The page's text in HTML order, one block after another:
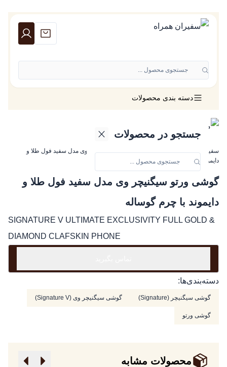
جستجوی محصول ...
جستجو در محصولات
دسته بندی محصولات
سفیران همراه»گوشی ورتو»گوشی ورتو سیگنیچر وی مدل سفید فول طلا و
دایموند با چرم گوساله
گوشی ورتو سیگنیچر وی مدل سفید فول طلا و
دایموند با چرم گوساله
SIGNATURE V ULTIMATE EXCLUSIVITY FULL GOLD &
DIAMOND CLAFSKIN PHONE
دسته‌بندی‌ها:
گوشی سیگنیچر (Signature) گوشی سیگنیچر وی (Signature V)
گوشی ورتو
محصولات مشابه